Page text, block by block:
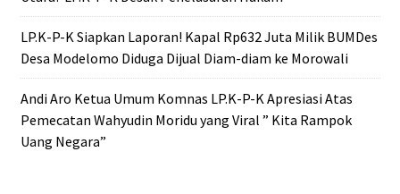
LP.K-P-K Siapkan Laporan! Kapal Rp632 Juta Milik BUMDes
Desa Modelomo Diduga Dijual Diam-diam ke Morowali
Andi Aro Ketua Umum Komnas LP.K-P-K Apresiasi Atas
Pemecatan Wahyudin Moridu yang Viral ” Kita Rampok
Uang Negara”